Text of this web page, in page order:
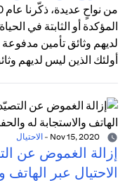
المؤكدة أو الثابتة في
لديهم وثائق تأمين
أولئك الذين ليس لديهم
- الاحتيال
إزالة الغموض عن
الاحتيال عبر